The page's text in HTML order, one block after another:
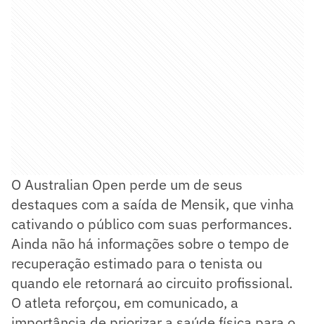
O Australian Open perde um de seus
destaques com a saída de Mensik, que vinha
cativando o público com suas performances.
Ainda não há informações sobre o tempo de
recuperação estimado para o tenista ou
quando ele retornará ao circuito profissional.
O atleta reforçou, em comunicado, a